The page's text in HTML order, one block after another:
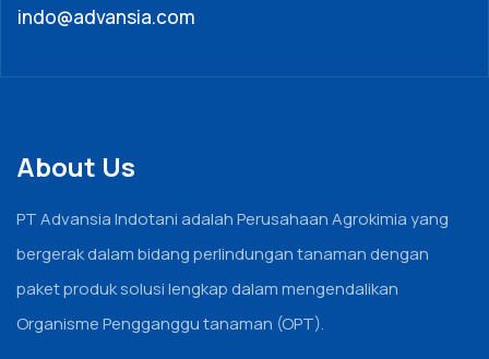
indo@advansia.com
About Us
PT Advansia Indotani adalah Perusahaan Agrokimia yang
bergerak dalam bidang perlindungan tanaman dengan
paket produk solusi lengkap dalam mengendalikan
Organisme Pengganggu tanaman (OPT).